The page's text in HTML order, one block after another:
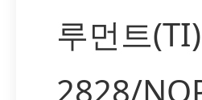
루먼트
2828/